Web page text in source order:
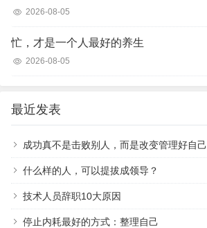
2026-08-05
忙，才是一个人最好的养生
2026-08-05
最近发表
成功真不是击败别人，而是改变管理好自己
什么样的人，可以提拔成领导？
技术人员辞职10大原因
停止内耗最好的方式：整理自己